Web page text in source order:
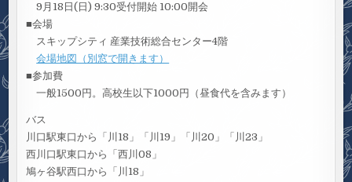
9月18日(日) 9:30受付開始 10:00開会
■会場
スキップシティ 産業技術総合センター4階
会場地図（別窓で開きます）
■参加費
一般1500円。高校生以下1000円（昼食代を含みます）
バス
川口駅東口から「川18」「川19」「川20」「川23」
西川口駅東口から「西川08」
鳩ヶ谷駅西口から「川18」